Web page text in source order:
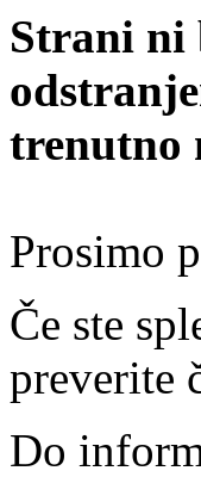
Strani ni
trenutno
Prosimo
Če ste
preverite
Do